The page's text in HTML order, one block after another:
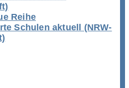
Reihe
Schulen aktuell (NRW-